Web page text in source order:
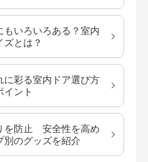
もいろいろある？室内
ズとは？
に彩る室内ドア選び方
イント
を防止 安全性を高め
別のグッズを紹介